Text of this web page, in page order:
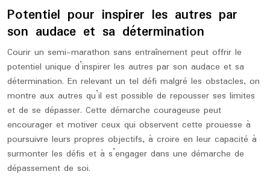
Potentiel pour inspirer les autres par
son audace et sa détermination
Courir un semi-marathon sans entraînement peut offrir le
potentiel unique d’inspirer les autres par son audace et sa
détermination. En relevant un tel défi malgré les obstacles, on
montre aux autres qu’il est possible de repousser ses limites
et de se dépasser. Cette démarche courageuse peut
encourager et motiver ceux qui observent cette prouesse à
poursuivre leurs propres objectifs, à croire en leur capacité à
surmonter les défis et à s’engager dans une démarche de
dépassement de soi.